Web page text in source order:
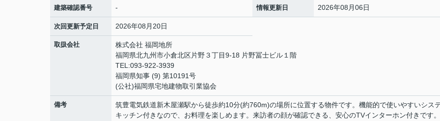
建築確認番号 - 情報更新日 2026年08月06日
次回更新予定日 2026年08月20日
取扱会社
株式会社 福岡地所
福岡県北九州市小倉北区片野３丁目9-18 片野冨士ビル１階
TEL:093-922-3939
福岡県知事 (9) 第10191号
(公社)福岡県宅地建物取引業協会
備考
筑豊電気鉄道新木屋瀬駅から徒歩約10分(約760m)の場所に位置する物件です。機能的で使いやすいシス
キッチン付きなので、お料理を楽しめます。来訪者の顔が確認できる、安心のTVインターホン付きです